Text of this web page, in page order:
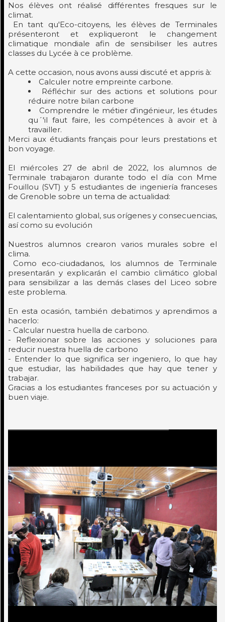
Nos élèves ont réalisé différentes fresques sur le
climat.
En tant qu'Eco-citoyens, les élèves de Terminales
présenteront et expliqueront le changement
climatique mondiale afin de sensibiliser les autres
classes du Lycée à ce problème.
A cette occasion, nous avons aussi discuté et appris à:
Calculer notre empreinte carbone.
Réfléchir sur des actions et solutions pour
réduire notre bilan carbone
Comprendre le métier d'ingénieur, les études
qu´'il faut faire, les compétences à avoir et à
travailler.
Merci aux étudiants français pour leurs prestations et
bon voyage.
El miércoles 27 de abril de 2022, los alumnos de
Terminale trabajaron durante todo el día con Mme
Fouillou (SVT) y 5 estudiantes de ingeniería franceses
de Grenoble sobre un tema de actualidad:
El calentamiento global, sus orígenes y consecuencias,
así como su evolución
Nuestros alumnos crearon varios murales sobre el
clima.
Como eco-ciudadanos, los alumnos de Terminale
presentarán y explicarán el cambio climático global
para sensibilizar a las demás clases del Liceo sobre
este problema.
En esta ocasión, también debatimos y aprendimos a
hacerlo:
- Calcular nuestra huella de carbono.
- Reflexionar sobre las acciones y soluciones para
reducir nuestra huella de carbono
- Entender lo que significa ser ingeniero, lo que hay
que estudiar, las habilidades que hay que tener y
trabajar.
Gracias a los estudiantes franceses por su actuación y
buen viaje.